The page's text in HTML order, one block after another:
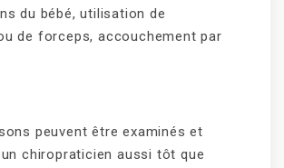
du bébé, utilisation de
de forceps, accouchement par
peuvent être examinés et
chiropraticien aussi tôt que